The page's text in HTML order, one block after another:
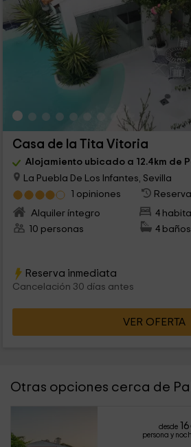
Casa de la Tita Vitoria
Alojamiento ubicado a 12.4km de
La Puebla De Los Infantes, Sevilla
1 opiniones
Alquiler íntegro
4
10 personas
4 baños
Reserva inmediata
Cancelación 30 días antes
VER OFERTA
Otras opciones cerca de
desde 16
persona y